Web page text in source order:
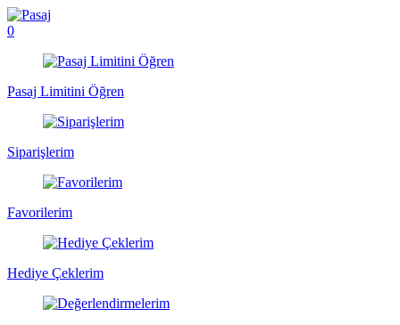
0
Pasaj Limitini Öğren
Siparişlerim
Favorilerim
Hediye Çeklerim